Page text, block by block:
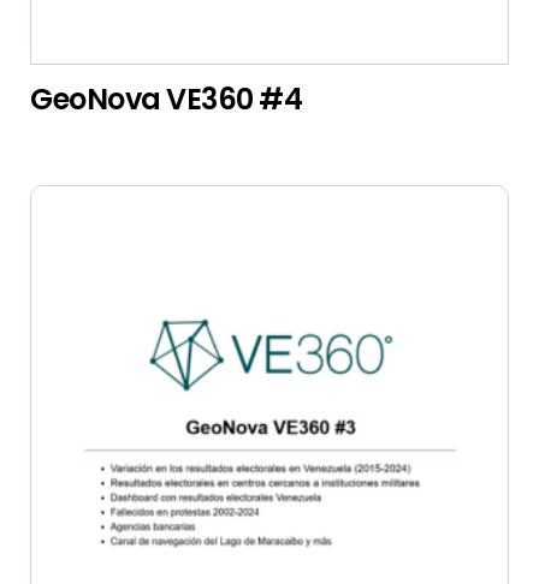
GeoNova VE360 #4